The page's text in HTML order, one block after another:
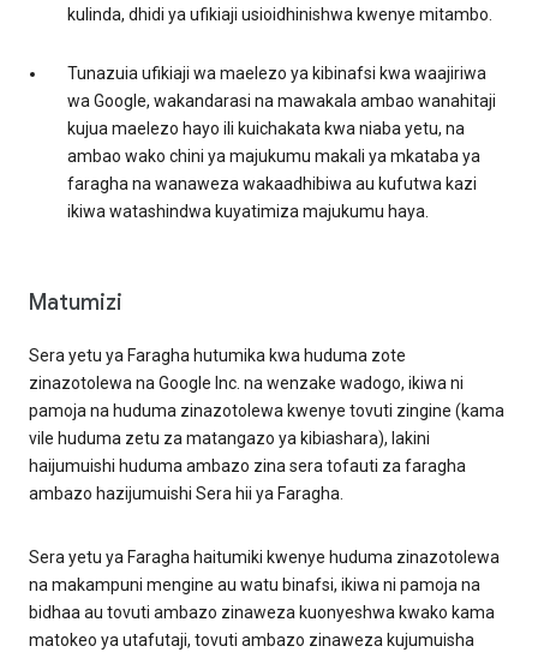
kulinda, dhidi ya ufikiaji usioidhinishwa kwenye mitambo.
Tunazuia ufikiaji wa maelezo ya kibinafsi kwa waajiriwa
wa Google, wakandarasi na mawakala ambao wanahitaji
kujua maelezo hayo ili kuichakata kwa niaba yetu, na
ambao wako chini ya majukumu makali ya mkataba ya
faragha na wanaweza wakaadhibiwa au kufutwa kazi
ikiwa watashindwa kuyatimiza majukumu haya.
Matumizi
Sera yetu ya Faragha hutumika kwa huduma zote
zinazotolewa na Google Inc. na wenzake wadogo, ikiwa ni
pamoja na huduma zinazotolewa kwenye tovuti zingine (kama
vile huduma zetu za matangazo ya kibiashara), lakini
haijumuishi huduma ambazo zina sera tofauti za faragha
ambazo hazijumuishi Sera hii ya Faragha.
Sera yetu ya Faragha haitumiki kwenye huduma zinazotolewa
na makampuni mengine au watu binafsi, ikiwa ni pamoja na
bidhaa au tovuti ambazo zinaweza kuonyeshwa kwako kama
matokeo ya utafutaji, tovuti ambazo zinaweza kujumuisha